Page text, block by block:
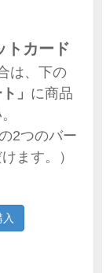
トカード
は、下の
」 に商品
2つのバー
ます。）